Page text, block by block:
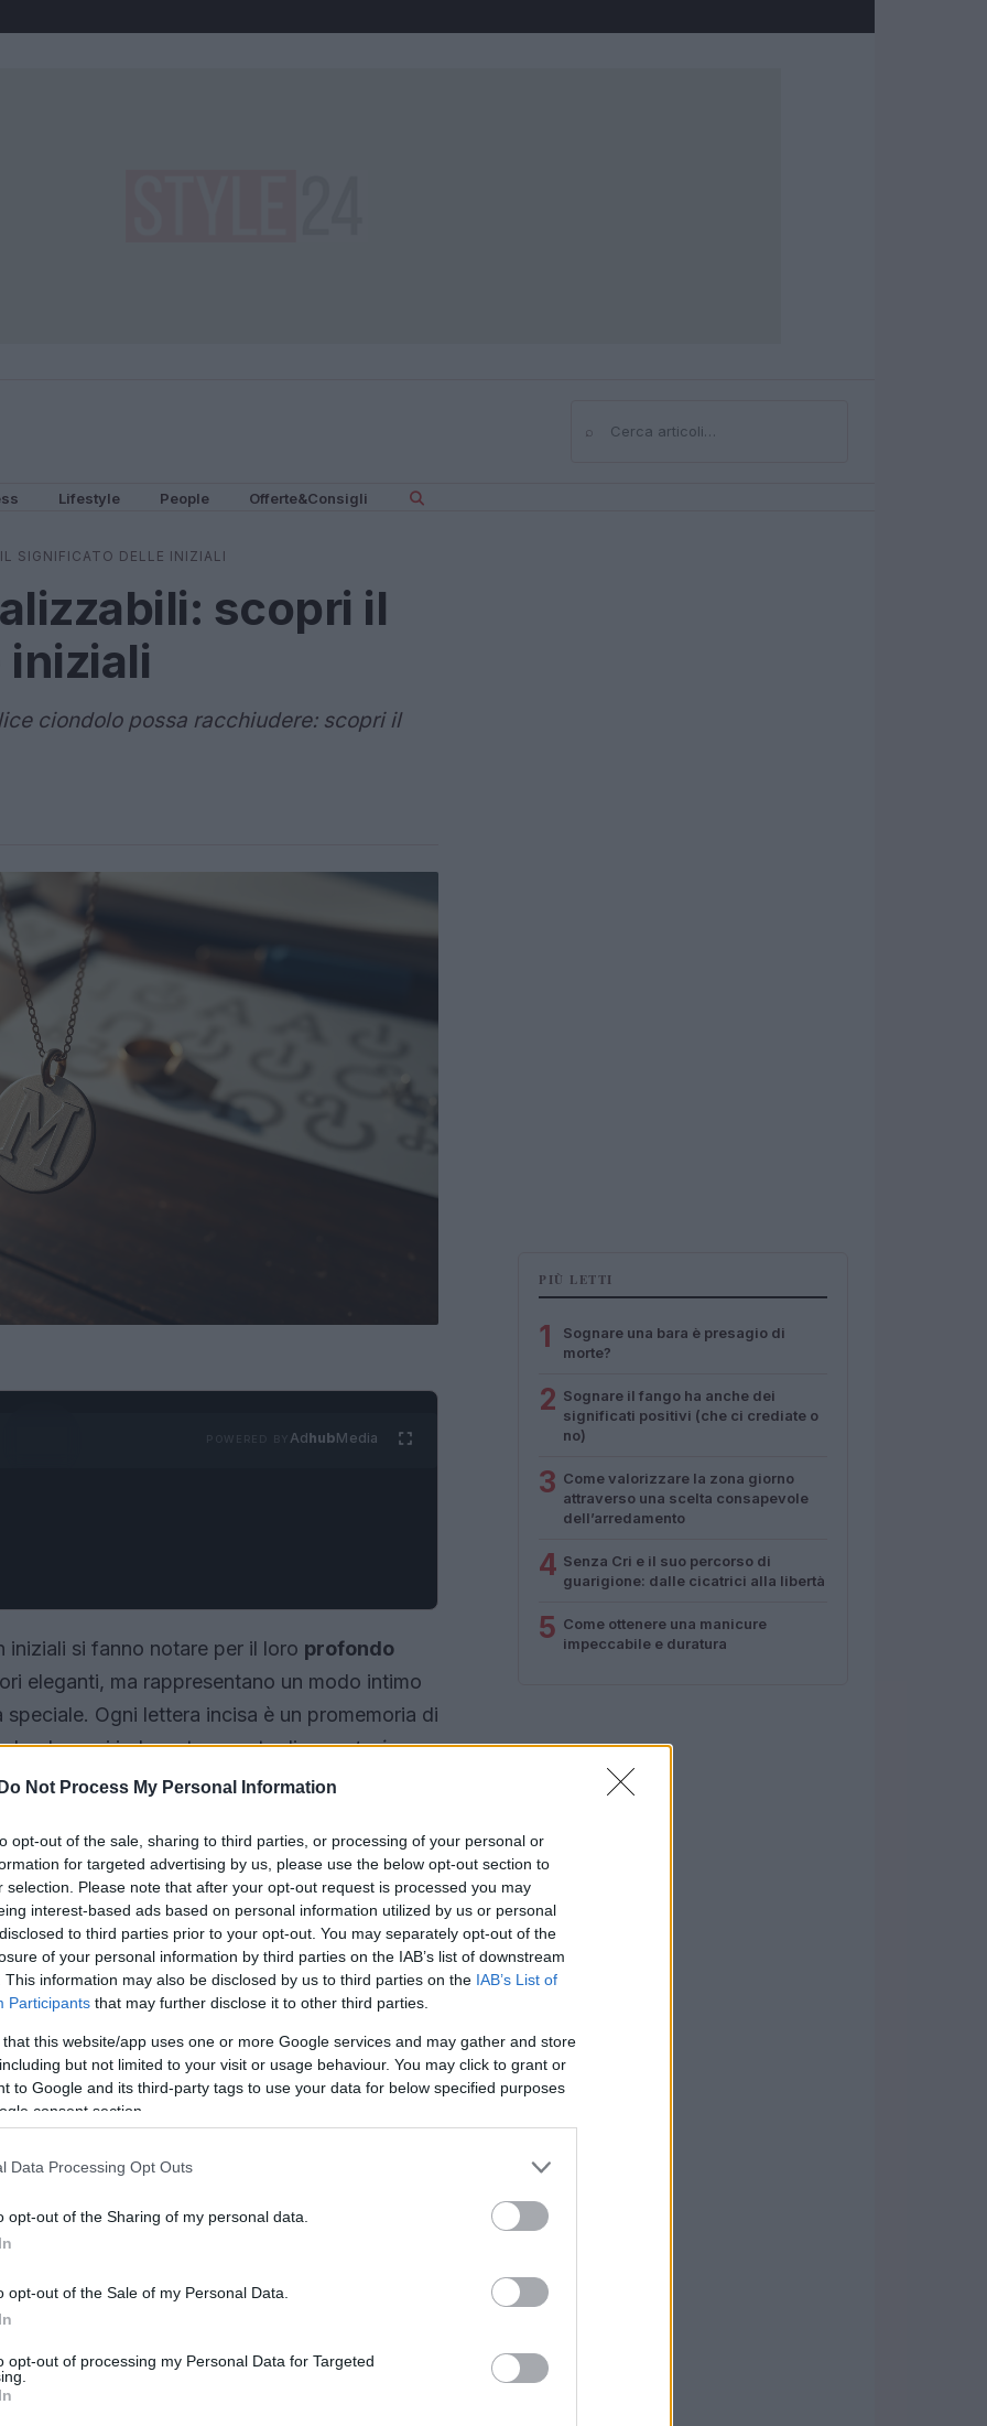
Do Not Process My Personal Information
opt-out of the sale, sharing to third parties, or processing of your personal or
for targeted advertising by us, please use the below opt-out section to
selection. Please note that after your opt-out request is processed you may
interest-based ads based on personal information utilized by us or personal
to third parties prior to your opt-out. You may separately opt-out of the
of your personal information by third parties on the IAB’s list of downstream
This information may also be disclosed by us to third parties on the IAB’s List of
Participants that may further disclose it to other third parties.
that this website/app uses one or more Google services and may gather and store
but not limited to your visit or usage behaviour. You may click to grant or
to Google and its third-party tags to use your data for below specified purposes
consent section.
Data Processing Opt Outs
opt-out of the Sharing of my personal data.
opt-out of the Sale of my Personal Data.
opt-out of processing my Personal Data for Targeted
⌕Cerca
Lifestyle People Offerte&Consigli
SIGNIFICATO DELLE INIZIALI
scopri il
ciondolo possa racchiudere: scopri il
AdhubMedia
si fanno notare per il loro profondo
eleganti, ma rappresentano un modo intimo
Ogni lettera incisa è un promemoria di
ogni indossatore parte di unastoria
essere emozionante indossare un pezzo così
lettera
di qualcuno non è mai una decisione
profondo: che si tratti dell’iniziale di un
queste piccole opere d’arte diventano
PIÙ LETTI
1
Sognare una bara è presagio di
morte?
2 Sognare il fango ha anche dei
significati positivi (che ci crediate o
no)
3 Come valorizzare la zona giorno
attraverso una scelta consapevole
dell’arredamento
4 Senza Cri e il suo percorso di
guarigione: dalle cicatrici alla libertà
5 Come ottenere una manicure
impeccabile e duratura